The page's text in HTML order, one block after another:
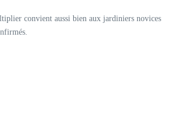
convient aussi bien aux jardiniers novices